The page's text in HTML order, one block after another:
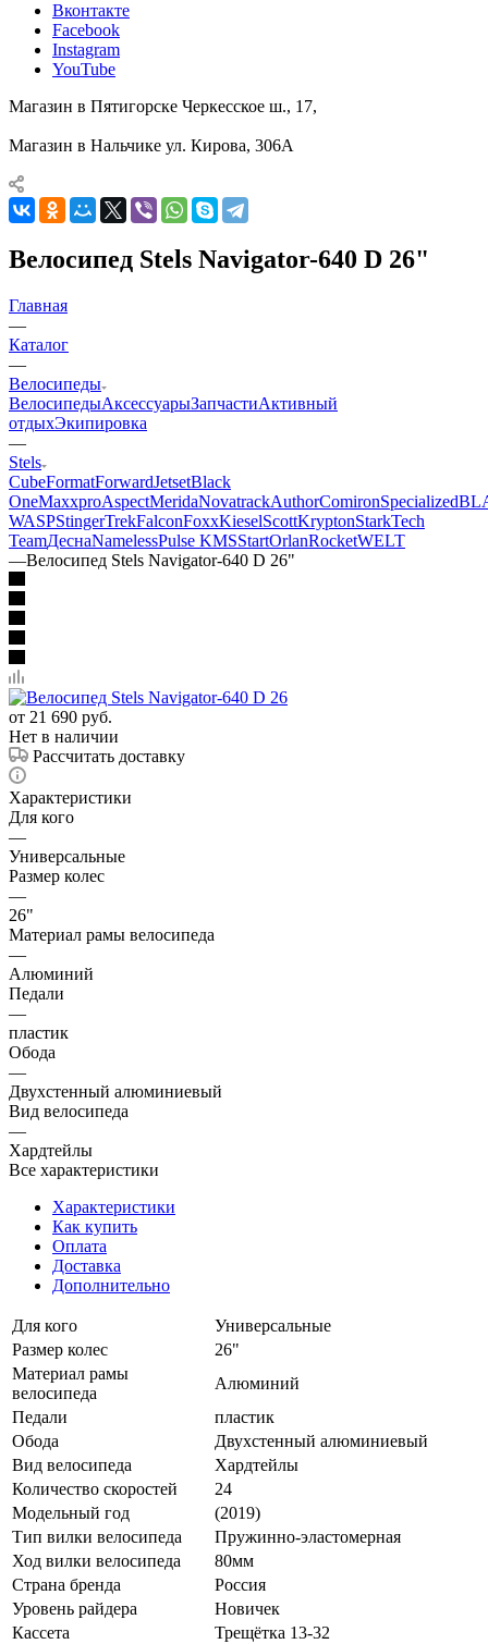
Вконтакте
Facebook
Instagram
YouTube
Магазин в Пятигорске Черкесское ш., 17,
Магазин в Нальчике ул. Кирова, 306А
Велосипед Stels Navigator-640 D 26"
Главная
—
Каталог
—
Велосипеды
ВелосипедыАксессуарыЗапчастиАктивный
отдыхЭкипировка
—
Stels
CubeFormatForwardJetsetBlack
OneMaxxproAspectMeridaNovatrackAuthorComironSpecialized
WASPStingerTrekFalconFoxxKieselScottKryptonStarkTech
TeamДеснаNamelessPulse KMSStartOrlanRocketWELT
—Велосипед Stels Navigator-640 D 26"
от 21 690 руб.
Нет в наличии
Рассчитать доставку
Характеристики
Для кого
—
Универсальные
Размер колес
—
26"
Материал рамы велосипеда
—
Алюминий
Педали
—
пластик
Обода
—
Двухстенный алюминиевый
Вид велосипеда
—
Хардтейлы
Все характеристики
Характеристики
Как купить
Оплата
Доставка
Дополнительно
Для кого
Универсальные
Размер колес
26"
Материал рамы
велосипеда
Алюминий
Педали
пластик
Обода
Двухстенный алюминиевый
Вид велосипеда
Хардтейлы
Количество скоростей
24
Модельный год
(2019)
Тип вилки велосипеда
Пружинно-эластомерная
Ход вилки велосипеда
80мм
Страна бренда
Россия
Уровень райдера
Новичек
Кассета
Трещётка 13-32